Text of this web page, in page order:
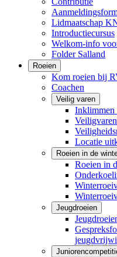
Lidmaatschap
Introductiecursus
Welkom-info
Folder Salland
Roeien
Kom roeien bij
Coachen
Veilig varen
Inklimmen
Locatie
Roeien in de
Roeien in
Jeugdroeien